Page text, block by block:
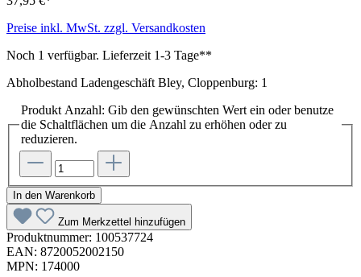
Preise inkl. MwSt. zzgl. Versandkosten
Noch 1 verfügbar. Lieferzeit 1-3 Tage**
Abholbestand Ladengeschäft Bley, Cloppenburg: 1
Produkt Anzahl: Gib den gewünschten Wert ein oder benutze
die Schaltflächen um die Anzahl zu erhöhen oder zu
reduzieren.
In den Warenkorb
Zum Merkzettel hinzufügen
Produktnummer: 100537724
EAN: 8720052002150
MPN: 174000